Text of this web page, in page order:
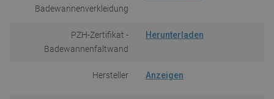
Badewannenverkleidung
PZH-Zertifikat -
Badewannenfaltwand
Herunterladen
Hersteller Anzeigen